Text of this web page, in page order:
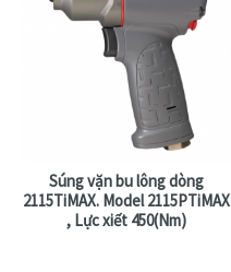
Súng vặn bu lông dòng
2115TiMAX. Model 2115PTiMAX
, Lực xiết 450(Nm)